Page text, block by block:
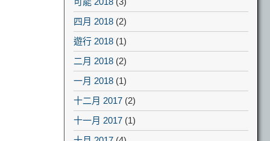
四月 2018 (2)
遊行 2018 (1)
二月 2018 (2)
一月 2018 (1)
十二月 2017 (2)
十一月 2017 (1)